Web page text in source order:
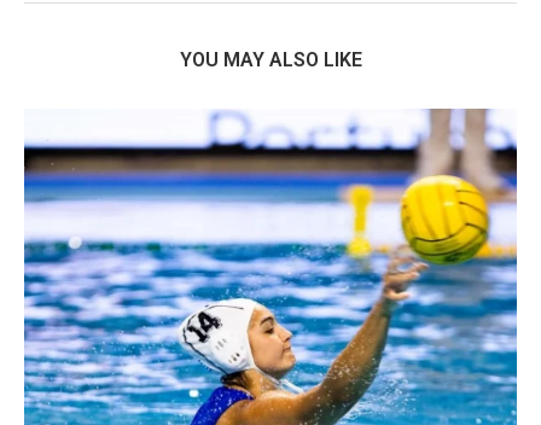
YOU MAY ALSO LIKE